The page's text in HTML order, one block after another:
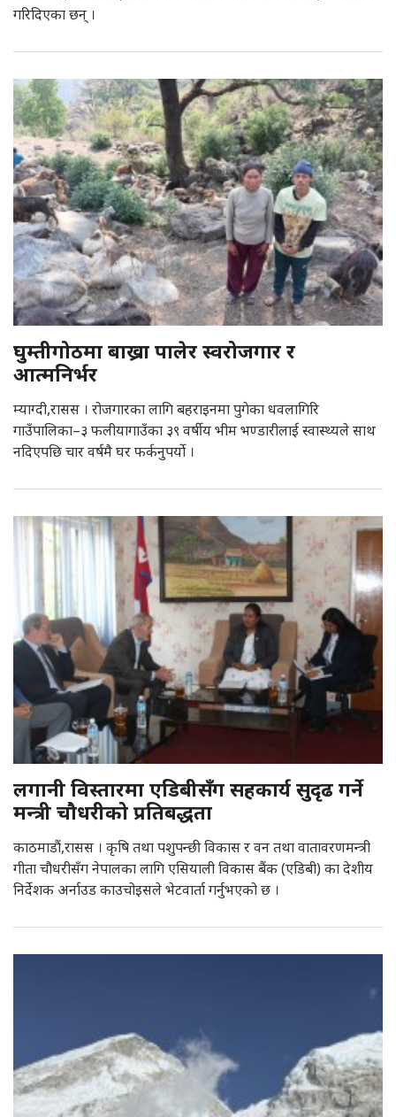
गरिदिएका छन् ।
घुम्तीगोठमा बाख्रा पालेर स्वरोजगार र
आत्मनिर्भर
म्याग्दी,रासस । रोजगारका लागि बहराइनमा पुगेका धवलागिरि
गाउँपालिका–३ फलीयागाउँका ३९ वर्षीय भीम भण्डारीलाई स्वास्थ्यले साथ
नदिएपछि चार वर्षमै घर फर्कनुपर्यो ।
लगानी विस्तारमा एडिबीसँग सहकार्य सुदृढ गर्ने
मन्त्री चौधरीको प्रतिबद्धता
काठमाडौं,रासस । कृषि तथा पशुपन्छी विकास र वन तथा वातावरणमन्त्री
गीता चौधरीसँग नेपालका लागि एसियाली विकास बैंक (एडिबी) का देशीय
निर्देशक अर्नाउड काउचोइसले भेटवार्ता गर्नुभएको छ ।